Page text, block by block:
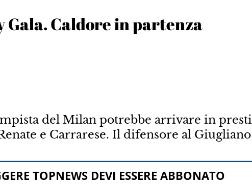
Gala. Caldore in partenza
del Milan potrebbe arrivare in
e Carrarese. Il difensore al Giugliano
TOPNEWS DEVI ESSERE ABBONATO